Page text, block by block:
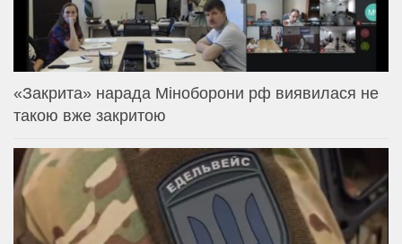
«Закрита» нарада Міноборони рф виявилася не
такою вже закритою